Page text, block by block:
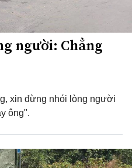
người: Chẳng
xin đừng nhói lòng người
ông".